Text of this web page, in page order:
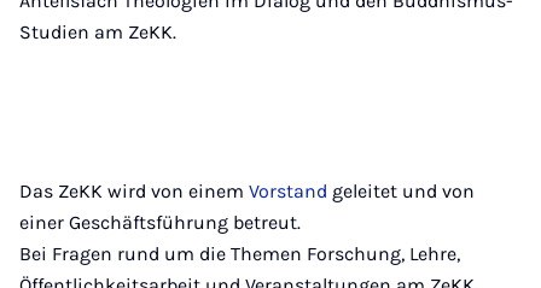
Studien am ZeKK.
Das ZeKK wird von einem Vorstand geleitet und von
einer Geschäftsführung betreut.
Bei Fragen rund um die Themen Forschung, Lehre,